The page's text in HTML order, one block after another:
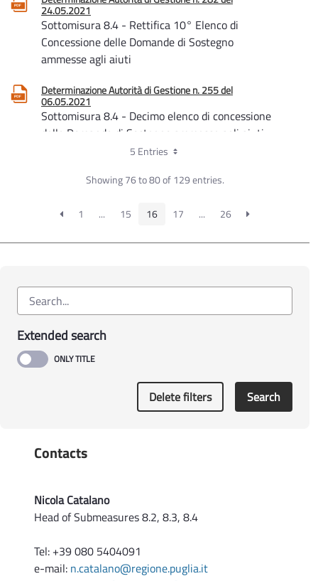
24.05.2021
Sottomisura 8.4 - Rettifica 10° Elenco di
Concessione delle Domande di Sostegno
ammesse agli aiuti
Determinazione Autorità di Gestione n. 255 del
06.05.2021
Sottomisura 8.4 - Decimo elenco di concessione
delle Domande di Sostegno ammesse agli aiuti
13.04.2021
Misura 8 - Differimento dei termini di
presentazione della documentazione di
cantierabilità dei Programmi d’Intervento
ammessi agli aiuti
5 Entries
Showing 76 to 80 of 129 entries.
1 ... 15 16 17 ... 26
Extended search
Delete filters Search
Contacts
Nicola Catalano
Head of Submeasures 8.2, 8.3, 8.4
Tel: +39 080 5404091
e-mail: n.catalano@regione.puglia.it